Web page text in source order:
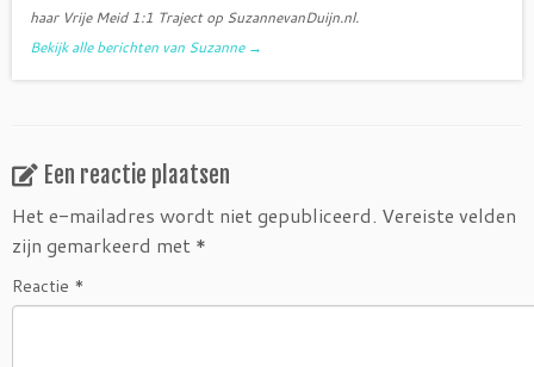
haar Vrije Meid 1:1 Traject op SuzannevanDuijn.nl.
Bekijk alle berichten van Suzanne →
Een reactie plaatsen
Het e-mailadres wordt niet gepubliceerd. Vereiste velden
zijn gemarkeerd met *
Reactie *